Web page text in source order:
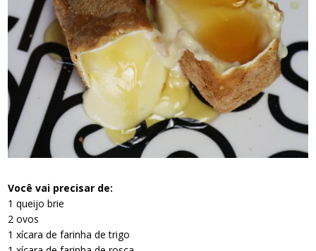
Você vai precisar de:
1 queijo brie
2 ovos
1 xícara de farinha de trigo